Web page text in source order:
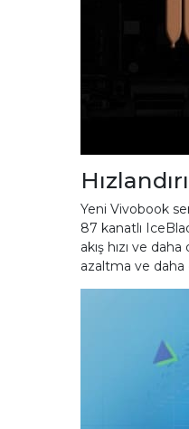
Yeni Vivobook
87 kanatlı
akış hızı ve
azaltma ve daha